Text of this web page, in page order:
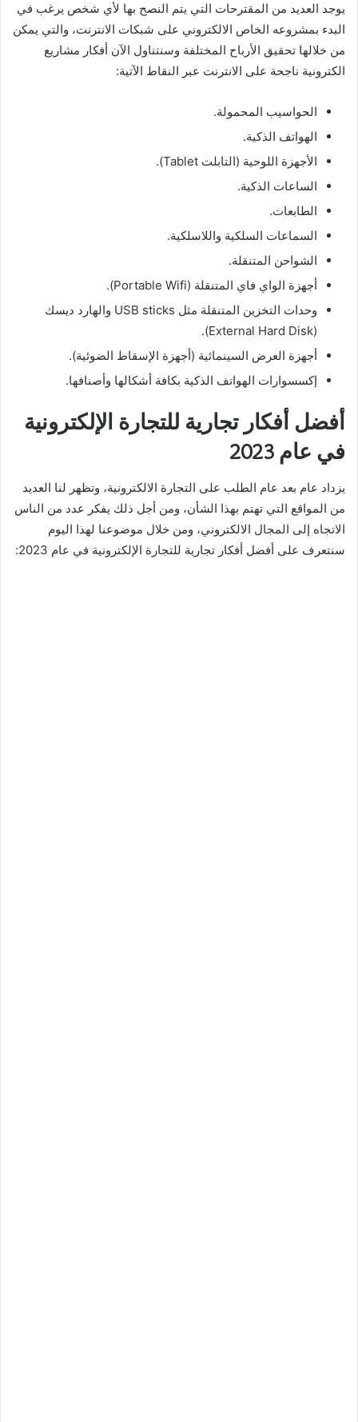
يوجد العديد من المقترحات التي يتم النصح بها لأي شخص يرغب في
البدء بمشروعه الخاص الالكتروني على شبكات الانترنت، والتي يمكن
من خلالها تحقيق الأرباح المختلفة وسنتناول الآن أفكار مشاريع
الكترونية ناجحة على الانترنت عبر النقاط الآتية:
الحواسيب المحمولة.
الهواتف الذكية.
الأجهزة اللوحية (التابلت Tablet).
الساعات الذكية.
الطابعات.
السماعات السلكية واللاسلكية.
الشواحن المتنقلة.
أجهزة الواي فاي المتنقلة (Portable Wifi).
وحدات التخزين المتنقلة مثل USB sticks والهارد ديسك
(External Hard Disk).
أجهزة العرض السينمائية (أجهزة الإسقاط الضوئية).
إكسسوارات الهواتف الذكية بكافة أشكالها وأصنافها.
أفضل أفكار تجارية للتجارة الإلكترونية
في عام 2023
يزداد عام بعد عام الطلب على التجارة الالكترونية، وتظهر لنا العديد
من المواقع التي تهتم بهذا الشأن، ومن أجل ذلك يفكر عدد من الناس
الاتجاه إلى المجال الالكتروني، ومن خلال موضوعنا لهذا اليوم
سنتعرف على أفضل أفكار تجارية للتجارة الإلكترونية في عام 2023: